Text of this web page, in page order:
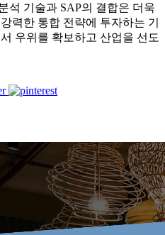
석 기술과 SAP의 결합은 더욱
력한 통합 전략에 투자하는 기
우위를 확보하고 산업을 선도